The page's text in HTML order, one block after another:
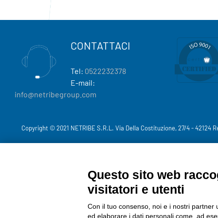
CONTATTACI
Tel: 0522232378
E-mail:
info@netribegroup.com
Copyright © 2021 NETRIBE S.R.L. Via Della Costituzione, 27/4 - 42124
Questo sito web
visitatori e utenti
Con il tuo consenso, noi e i nostri
ed elaborare i dati personali come, ad